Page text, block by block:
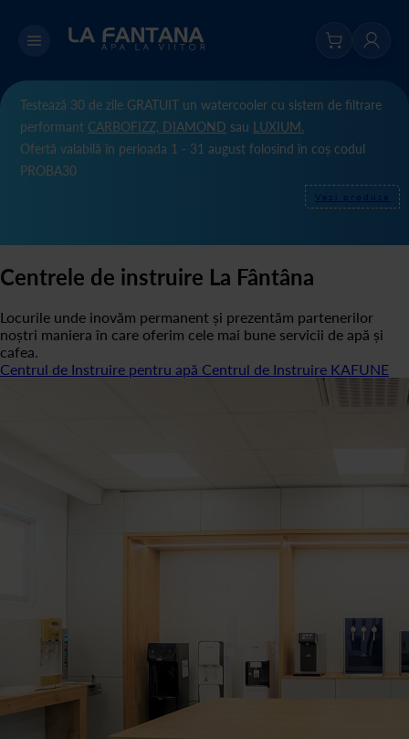
Testează 30 de zile GRATUIT un watercooler cu sistem de filtrare
performant CARBOFIZZ, DIAMOND sau LUXIUM.
Ofertă valabilă în perioada 1 - 31 august folosind în coș codul
PROBA30
Vezi produse
Centrele de instruire La Fântâna
Locurile unde inovăm permanent și prezentăm partenerilor
noștri maniera în care oferim cele mai bune servicii de apă și
cafea.
Centrul de Instruire pentru apă Centrul de Instruire KAFUNE